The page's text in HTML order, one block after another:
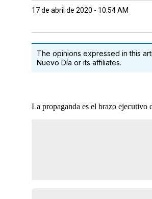
17 de abril de 2020 - 10:54 AM
The opinions expressed in this
Nuevo Día or its affiliates.
La propaganda es el brazo ejecutivo